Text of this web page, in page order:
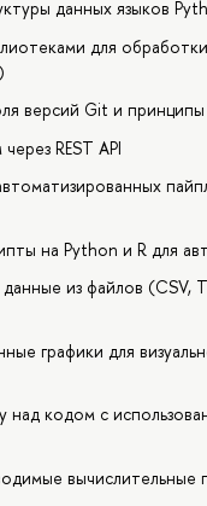
данных языков
для
версий Git и принципы
REST API
на Python и R для
из файлов
графики для
над кодом с
вычислительные